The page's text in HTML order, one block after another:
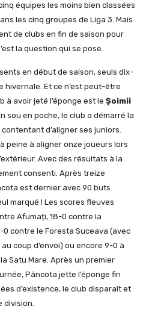
équipes les moins bien classées
les cinq groupes de Liga 3. Mais
de clubs en fin de saison pour
la question qui se pose.
en début de saison, seuls dix-
Et ce n’est peut-être
à avoir jeté l’éponge est le Șoimii
sou en poche, le club a démarré la
d’aligner ses juniors.
peine à aligner onze joueurs lors
Avec des résultats à la
consenti. Après treize
est dernier avec 90 buts
marqué ! Les scores fleuves
Afumați, 18-0 contre la
contre le Foresta Suceava (avec
coup d’envoi) ou encore 9-0 à
Satu Mare. Après un premier
Pâncota jette l’éponge fin
d’existence, le club disparaît et
division.